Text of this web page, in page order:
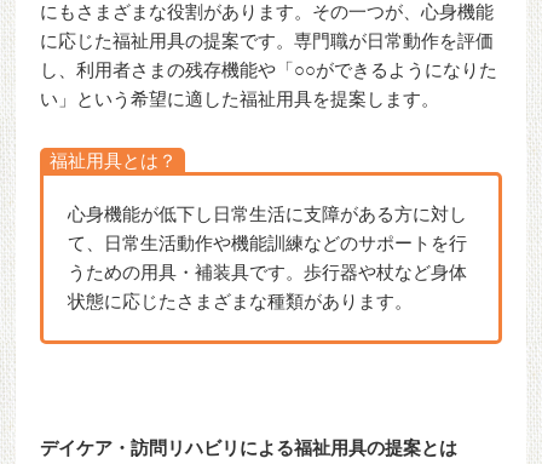
にもさまざまな役割があります。その一つが、心身機能
に応じた福祉用具の提案です。専門職が日常動作を評価
し、利用者さまの残存機能や「○○ができるようになりた
い」という希望に適した福祉用具を提案します。
福祉用具とは？
心身機能が低下し日常生活に支障がある方に対し
て、日常生活動作や機能訓練などのサポートを行
うための用具・補装具です。歩行器や杖など身体
状態に応じたさまざまな種類があります。
デイケア・訪問リハビリによる福祉用具の提案とは